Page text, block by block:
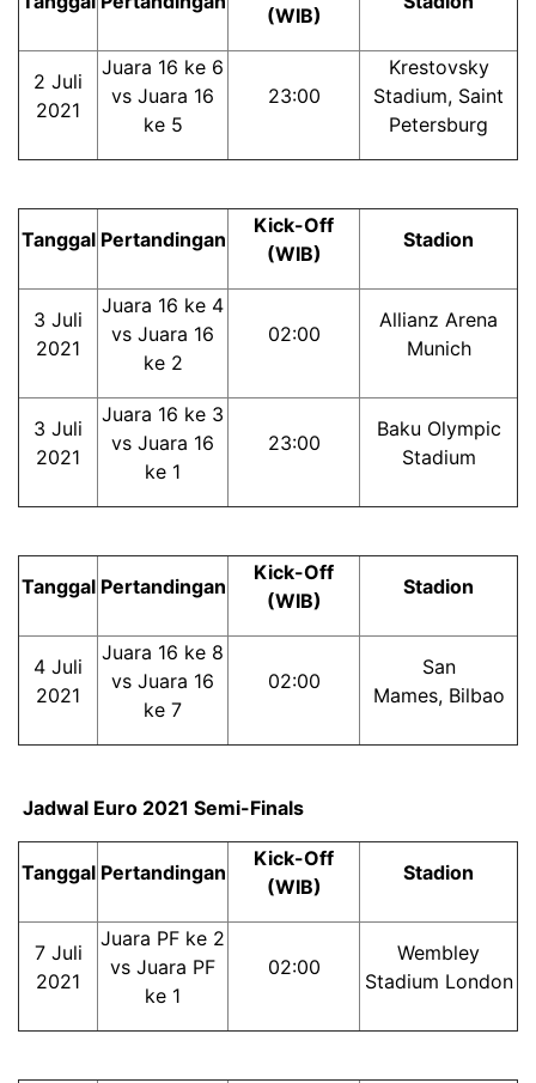
(WIB)
2 Juli
2021
Juara 16 ke 6
vs Juara 16
ke 5
23:00
Krestovsky
Stadium, Saint
Petersburg
Tanggal Pertandingan
Kick-Off
(WIB)
Stadion
3 Juli
2021
Juara 16 ke 4
vs Juara 16
ke 2
02:00
Allianz Arena
Munich
3 Juli
2021
Juara 16 ke 3
vs Juara 16
ke 1
23:00
Baku Olympic
Stadium
Tanggal Pertandingan
Kick-Off
(WIB)
Stadion
4 Juli
2021
Juara 16 ke 8
vs Juara 16
ke 7
02:00
San
Mames, Bilbao
Jadwal Euro 2021 Semi-Finals
Tanggal Pertandingan
Kick-Off
(WIB)
Stadion
7 Juli
2021
Juara PF ke 2
vs Juara PF
ke 1
02:00
Wembley
Stadium London